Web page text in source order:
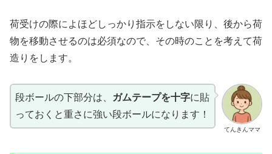
荷受けの際によほどしっかり指示をしない限り、後から荷
物を移動させるのは必須なので、その時のことを考えて荷
造りをします。
てんきんママ
段ボールの下部分は、 ガムテープを十字に貼
っておくと重さに強い段ボールになります！